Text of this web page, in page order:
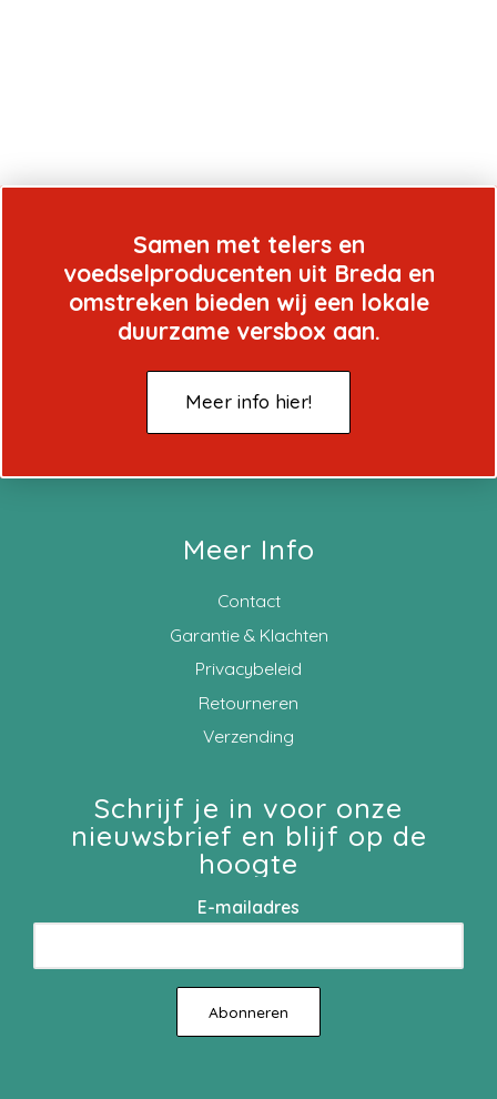
Samen met telers en
voedselproducenten uit Breda en
omstreken bieden wij een lokale
duurzame versbox aan.
Meer info hier!
Meer Info
Contact
Garantie & Klachten
Privacybeleid
Retourneren
Verzending
Schrijf je in voor onze
nieuwsbrief en blijf op de
hoogte
E-mailadres